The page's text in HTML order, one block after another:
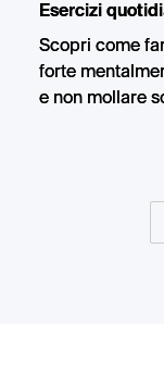
Esercizi
Scopri come
forte
e non mollare